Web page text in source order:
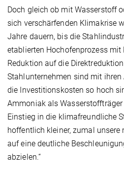
Doch gleich ob mit Wasserstoff
sich verschärfenden Klimakrise
Jahre dauern, bis die
etablierten Hochofenprozess
Reduktion auf die
Stahlunternehmen sind mit
die Investitionskosten so hoch
Ammoniak als
Einstieg in die klimafreundliche
hoffentlich kleiner, zumal unsere
auf eine deutliche
abzielen.“